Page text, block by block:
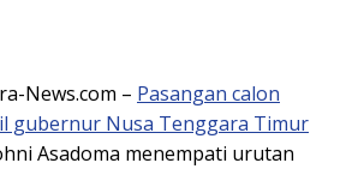
News.com – Pasangan calon
gubernur Nusa Tenggara Timur
Asadoma menempati urutan